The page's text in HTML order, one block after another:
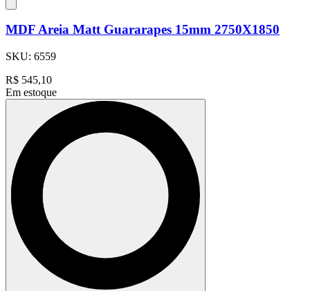
MDF Areia Matt Guararapes 15mm 2750X1850
SKU: 6559
R$ 545,10
Em estoque